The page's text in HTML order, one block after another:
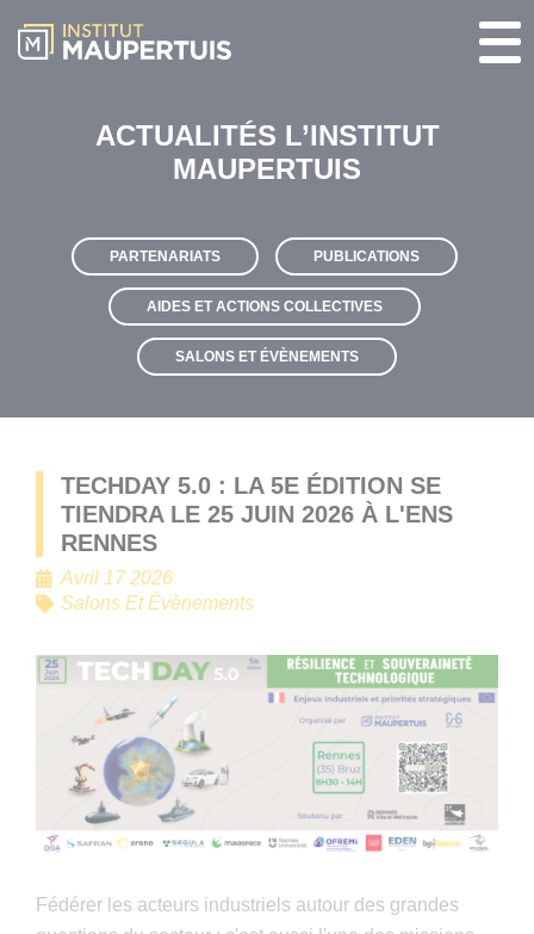
ACTUALITÉS L’INSTITUT
MAUPERTUIS
PARTENARIATS PUBLICATIONS
AIDES ET ACTIONS COLLECTIVES
SALONS ET ÉVÈNEMENTS
TECHDAY 5.0 : LA 5E ÉDITION SE
TIENDRA LE 25 JUIN 2026 À L'ENS
RENNES
Avril 17 2026
Salons Et Évènements
Fédérer les acteurs industriels autour des grandes